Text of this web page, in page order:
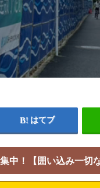
はてブ
中！【囲い込み一切な